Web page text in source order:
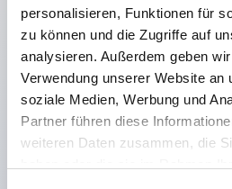
personalisieren, Funktionen für
zu können und die Zugriffe auf
analysieren. Außerdem geben
Verwendung unserer Website an
soziale Medien, Werbung und
Partner führen diese
weiteren Daten zusammen, die
Schutzarten IP40 und IP65
(IEC 60529)
UL- und CSA-zertifiziert.
Normen. CCC-zertifiziert
Mit speziellem Zubehör
Silhouette umstellbar